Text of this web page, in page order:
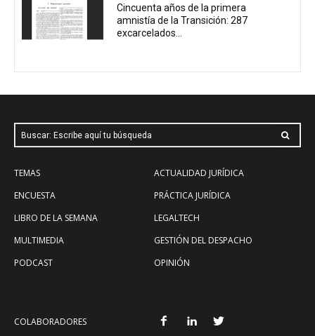
Cincuenta años de la primera
amnistía de la Transición: 287
excarcelados...
Buscar: Escribe aquí tu búsqueda
TEMAS
ENCUESTA
LIBRO DE LA SEMANA
MULTIMEDIA
PODCAST
ACTUALIDAD JURÍDICA
PRÁCTICA JURÍDICA
LEGALTECH
GESTIÓN DEL DESPACHO
OPINIÓN
COLABORADORES